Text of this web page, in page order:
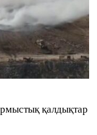
қалдықтар